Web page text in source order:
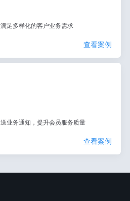
足多样化的客户业务需求
查看案例
业务通知，提升会员服务质量
查看案例